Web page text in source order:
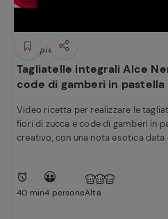
Primi piatti
Tagliatelle integrali Alce
code di gamberi in pastella
Video ricetta per realizzare le
fiori di zucca e code di gamberi in
creativo, con una nota esotica data
40 min4 personeAlta